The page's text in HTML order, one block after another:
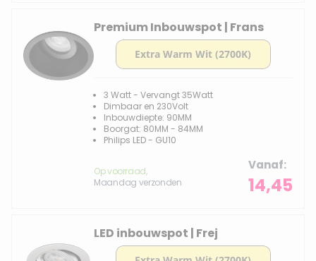
Premium Inbouwspot | Frans
3 Watt - Vervangt 35Watt
Dimbaar en 230Volt
Inbouwdiepte: 90MM
Boorgat: 80MM - 84MM
Philips LED - GU10
Op voorraad,
Maandag verzonden
Vanaf
14,45
LED inbouwspot | Frej